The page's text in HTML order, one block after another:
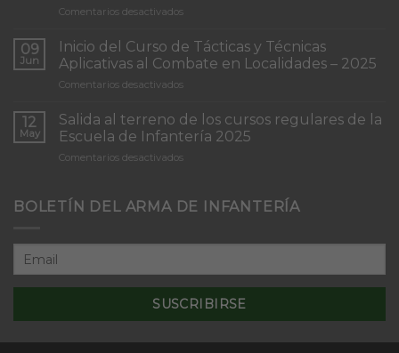
Comentarios desactivados
Patrullas
de
Infantería
Concepción”
09
Jun
Inicio del Curso de Tácticas y Técnicas
Aplicativas al Combate en Localidades – 2025
Comentarios desactivados
del
Curso
de
Tácticas
Aplicativas
12
May
Salida al terreno de los cursos regulares de la
Escuela de Infantería 2025
Comentarios desactivados
terreno
cursos
de
Escuela
de
BOLETÍN DEL ARMA DE INFANTERÍA